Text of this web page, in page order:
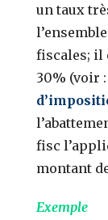
un taux
fiscales; il
30% (voir :
fisc
montant
Exemple